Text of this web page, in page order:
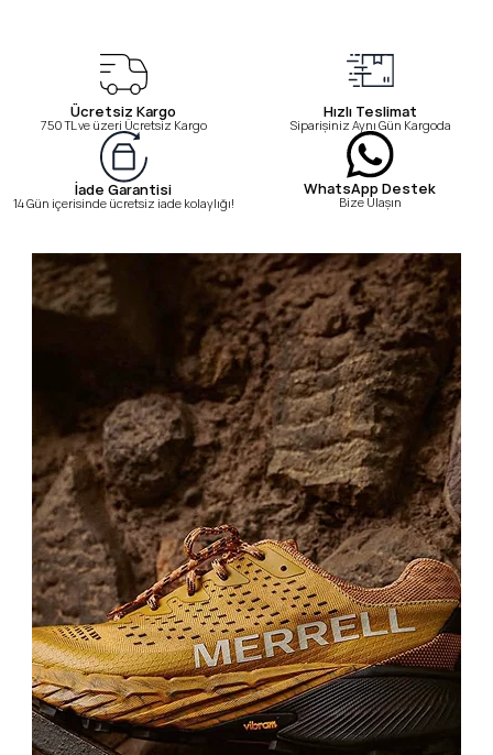
Ücretsiz Kargo
750 TL ve üzeri Ücretsiz Kargo
Hızlı Teslimat
Siparişiniz Aynı Gün Kargoda
İade Garantisi
14 Gün içerisinde ücretsiz iade kolaylığı!
WhatsApp Destek
Bize Ulaşın